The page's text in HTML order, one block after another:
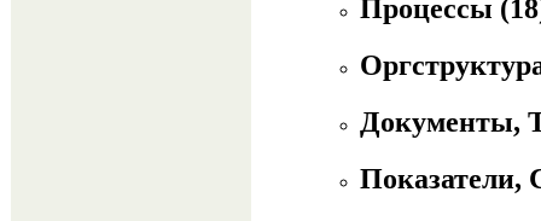
Процессы
Документы,